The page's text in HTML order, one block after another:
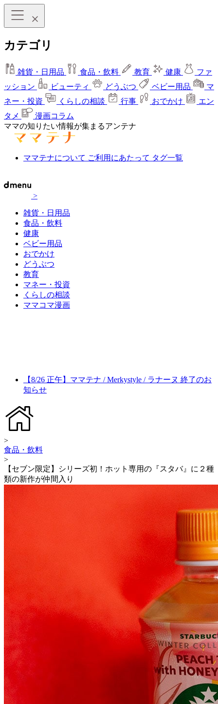
カテゴリ
雑貨・日用品 食品・飲料 教育 健康
ファ
ッション
ビューティ どうぶつ ベビー用品
マ
ネー・投資
くらしの相談 行事 おでかけ
エン
タメ
漫画コラム
ママの知りたい情報が集まるアンテナ
ママテナについて ご利用にあたって タグ一覧
>
雑貨・日用品
食品・飲料
健康
ベビー用品
おでかけ
どうぶつ
教育
マネー・投資
くらしの相談
ママコマ漫画
【8/26 正午】ママテナ / Merkystyle / ラナーヌ 終了のお
知らせ
>
食品・飲料
>
【セブン限定】シリーズ初！ホット専用の『スタバ』に２種
類の新作が仲間入り